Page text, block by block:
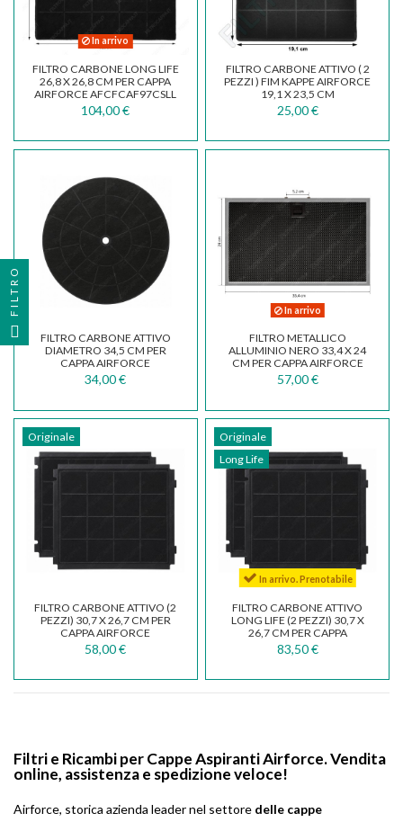
In arrivo
FILTRO CARBONE LONG LIFE
26,8 X 26,8 CM PER CAPPA
AIRFORCE AFCFCAF97CSLL
104,00 €
FILTRO CARBONE ATTIVO ( 2
PEZZI ) FIM KAPPE AIRFORCE
19,1 X 23,5 CM
25,00 €
FILTRO CARBONE ATTIVO
DIAMETRO 34,5 CM PER
CAPPA AIRFORCE
34,00 €
In arrivo
FILTRO METALLICO
ALLUMINIO NERO 33,4 X 24
CM PER CAPPA AIRFORCE
AFCGASP
57,00 €
Originale
FILTRO CARBONE ATTIVO (2
PEZZI) 30,7 X 26,7 CM PER
CAPPA AIRFORCE
AFFCAF153
58,00 €
Originale
Long Life
In arrivo. Prenotabile
FILTRO CARBONE ATTIVO
LONG LIFE (2 PEZZI) 30,7 X
26,7 CM PER CAPPA
AIRFORCE AFFCAF153LL
83,50 €
Filtri e Ricambi per Cappe Aspiranti Airforce. Vendita
online, assistenza e spedizione veloce!
Airforce, storica azienda leader nel settore delle cappe
FILTRO